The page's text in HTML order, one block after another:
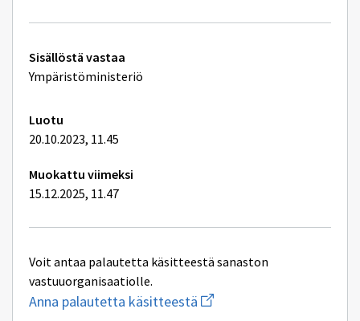
Tekniset
lisätiedot
Sisällöstä vastaa
Ympäristöministeriö
Luotu
20.10.2023, 11.45
Muokattu viimeksi
15.12.2025, 11.47
Voit antaa palautetta käsitteestä sanaston
vastuuorganisaatiolle.
Anna palautetta käsitteestä Aloita
uuden